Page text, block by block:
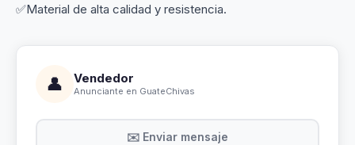
✅Material de alta calidad y resistencia.
👤 Vendedor
Anunciante en GuateChivas
✉️ Enviar mensaje